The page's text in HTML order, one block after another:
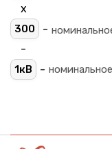
х
300 -
-
1кВ -